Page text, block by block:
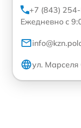
+7 (843)
Ежедневно с
ул.